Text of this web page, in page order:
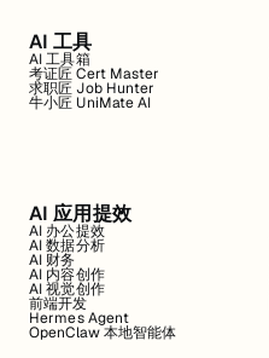
AI 工具
AI 工具箱
考证匠 Cert Master
求职匠 Job Hunter
牛小匠 UniMate AI
AI 应用提效
AI 办公提效
AI 数据分析
AI 财务
AI 内容创作
AI 视觉创作
前端开发
Hermes Agent
OpenClaw 本地智能体